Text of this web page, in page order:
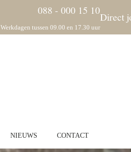
088 - 000 15 10
Werkdagen tussen 09.00 en 17.30 uur
Direct
NIEUWS CONTACT